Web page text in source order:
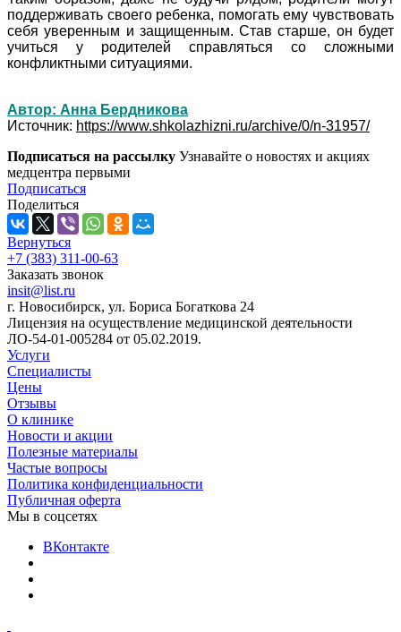
поддерживать своего ребенка, помогать ему чувствовать
себя уверенным и защищенным. Став старше, он будет
учиться у родителей справляться со сложными
конфликтными ситуациями.
Автор: Анна Бердникова
Источник: https://www.shkolazhizni.ru/archive/0/n-31957/
Подписаться на рассылку Узнавайте о новостях и акциях
медцентра первыми
Подписаться
Поделиться
Вернуться
+7 (383) 311-00-63
Заказать звонок
insit@list.ru
г. Новосибирск, ул. Бориса Богаткова 24
Лицензия на осуществление медицинской деятельности
ЛО-54-01-005284 от 05.02.2019.
Услуги
Специалисты
Цены
Отзывы
О клинике
Новости и акции
Полезные материалы
Частые вопросы
Политика конфиденциальности
Публичная оферта
Мы в соцсетях
ВКонтакте